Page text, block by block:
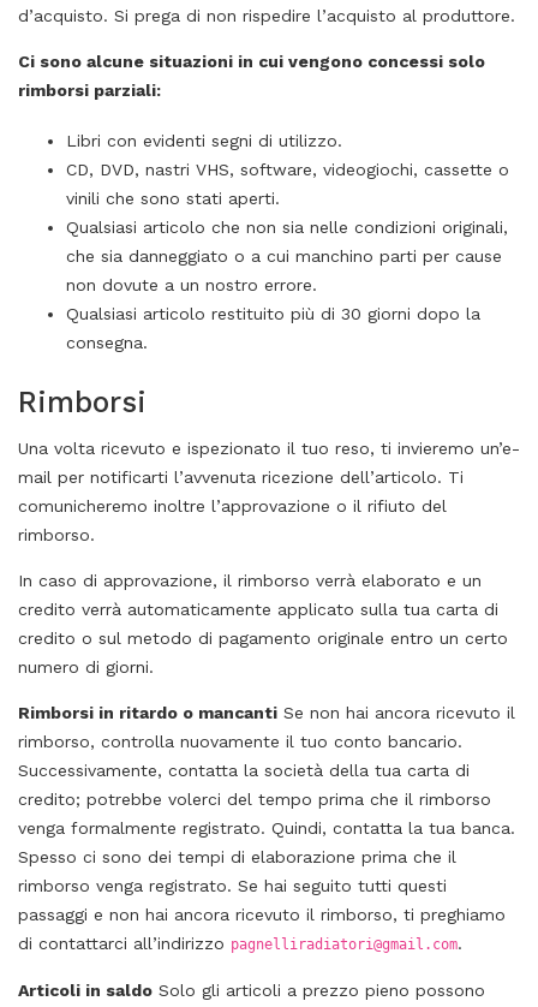
d’acquisto. Si prega di non rispedire l’acquisto al produttore.
Ci sono alcune situazioni in cui vengono concessi solo
rimborsi parziali:
Libri con evidenti segni di utilizzo.
CD, DVD, nastri VHS, software, videogiochi, cassette o
vinili che sono stati aperti.
Qualsiasi articolo che non sia nelle condizioni originali,
che sia danneggiato o a cui manchino parti per cause
non dovute a un nostro errore.
Qualsiasi articolo restituito più di 30 giorni dopo la
consegna.
Rimborsi
Una volta ricevuto e ispezionato il tuo reso, ti invieremo un’e-
mail per notificarti l’avvenuta ricezione dell’articolo. Ti
comunicheremo inoltre l’approvazione o il rifiuto del
rimborso.
In caso di approvazione, il rimborso verrà elaborato e un
credito verrà automaticamente applicato sulla tua carta di
credito o sul metodo di pagamento originale entro un certo
numero di giorni.
Rimborsi in ritardo o mancanti Se non hai ancora ricevuto il
rimborso, controlla nuovamente il tuo conto bancario.
Successivamente, contatta la società della tua carta di
credito; potrebbe volerci del tempo prima che il rimborso
venga formalmente registrato. Quindi, contatta la tua banca.
Spesso ci sono dei tempi di elaborazione prima che il
rimborso venga registrato. Se hai seguito tutti questi
passaggi e non hai ancora ricevuto il rimborso, ti preghiamo
di contattarci all’indirizzo pagnelliradiatori@gmail.com.
Articoli in saldo Solo gli articoli a prezzo pieno possono